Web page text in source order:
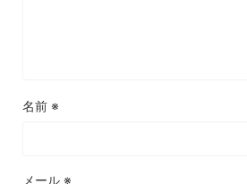
名前 ※
メール ※